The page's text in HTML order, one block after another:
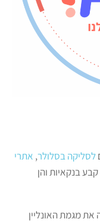
לסליקה בסלולר, אתרי
בנקאיות והן
מגמת האונליין